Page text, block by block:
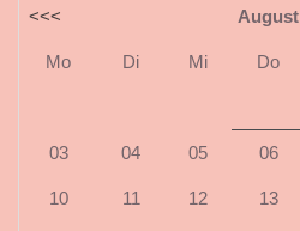
<<< August
Mo Di Mi Do
03 04 05 06
10 11 12 13